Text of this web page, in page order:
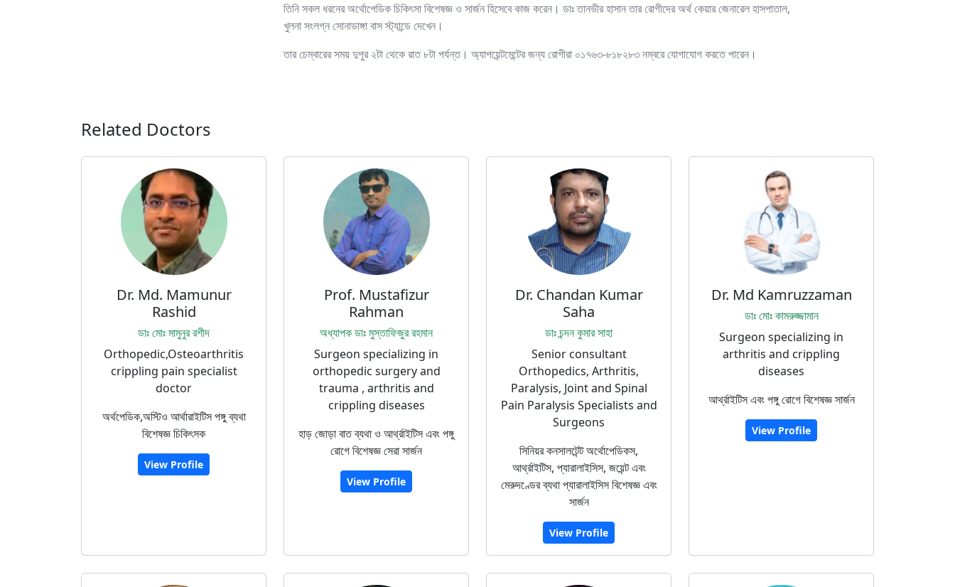
তিনি সকল ধরনের অর্থোপেডিক চিকিৎসা বিশেষজ্ঞ ও সার্জন হিসেবে কাজ করেন। ডাঃ তানভীর হাসান তার রোগীদের অর্থ কেয়ার জেনারেল হাসপাতাল,
খুলনা সংলগ্ন সোনাডাঙ্গা বাস স্ট্যান্ডে দেখেন।
তার চেম্বারের সময় দুপুর ২টা থেকে রাত ৮টা পর্যন্ত। অ্যাপয়েন্টমেন্টের জন্য রোগীরা ০১৭৬৩-৮১৮২৮৩ নম্বরে যোগাযোগ করতে পারেন।
Related Doctors
Dr. Md. Mamunur
Rashid
ডাঃ মোঃ মামুনুর রশীদ
Orthopedic,Osteoarthritis
crippling pain specialist
doctor
অর্থপেডিক,অস্টিও আর্থারাইটিস পঙ্গু ব্যথা
বিশেষজ্ঞ চিকিৎসক
View Profile
Prof. Mustafizur
Rahman
অধ্যাপক ডাঃ মুস্তাফিজুর রহমান
Surgeon specializing in
orthopedic surgery and
trauma , arthritis and
crippling diseases
হাড় জোড়া বাত ব্যথা ও আর্থ্রাইটিস এবং পঙ্গু
রোগে বিশেষজ্ঞ সেরা সার্জন
View Profile
Dr. Chandan Kumar
Saha
ডাঃ চন্দন কুমার সাহা
Senior consultant
Orthopedics, Arthritis,
Paralysis, Joint and Spinal
Pain Paralysis Specialists and
Surgeons
সিনিয়র কনসালটেন্ট অর্থোপেডিকস,
আর্থ্রাইটিস, প্যারালাইসিস, জয়েন্ট এবং
মেরুদণ্ডের ব্যথা প্যারালাইসিস বিশেষজ্ঞ এবং
সার্জন
View Profile
Dr. Md Kamruzzaman
ডাঃ মোঃ কামরুজ্জামান
Surgeon specializing in
arthritis and crippling
diseases
আর্থ্রাইটিস এবং পঙ্গু রোগে বিশেষজ্ঞ সার্জন
View Profile